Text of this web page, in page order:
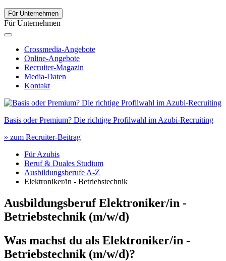
Für Unternehmen
Für Unternehmen
Crossmedia-Angebote
Online-Angebote
Recruiter-Magazin
Media-Daten
Kontakt
Basis oder Premium? Die richtige Profilwahl im Azubi-Recruiting
» zum Recruiter-Beitrag
Für Azubis
Beruf & Duales Studium
Ausbildungsberufe A-Z
Elektroniker/in - Betriebstechnik
Ausbildungsberuf Elektroniker/in -
Betriebstechnik (m/w/d)
Was machst du als Elektroniker/in -
Betriebstechnik (m/w/d)?